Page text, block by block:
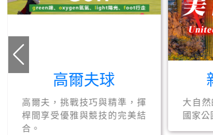
新魅力美國
大自然的神工鬼斧，只在美國
國家公園為你停留。